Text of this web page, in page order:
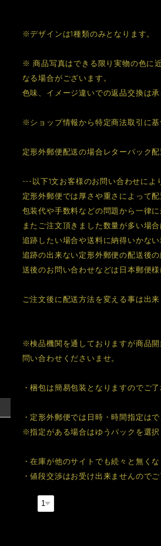
※デザインは1種類のみとなります。
※ 商品写真はできる限り実物の色に
なる場合がございます。
色味、イメージ違いでの返品交換は
※ショップ情報から特定商法取引に
定形外郵便配送の場合レターパック
---以下1文お客様のお問い合わせによ
定形外郵便では厚さや重さによって
包装代や手数料などの問題から一律
またご注文頂きました数量が多い場
追跡したい場合や送料に納得いかな
追跡の出来ない定形外郵便の配送後
送後のお問い合わせなどは日本郵便
ご注文後に配送方法を変える事は出来
※検品機関を通しておりますが商品
問い合わせくださいませ。
・梱包は簡易包装となりますのでご了
・定形外郵便では日時・時間指定はで
※指定がある場合はゆうパックを選
・在庫が他のサイトでも続々と無く
・値段交渉はお受け出来ませんのでご